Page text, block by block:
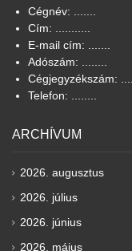
Cégnév: .......
Cím: ...........
E-mail cím: .......
Adószám: ........
Cégjegyzékszám:
Telefon: ........
ARCHÍVUM
2026. augusztus
2026. július
2026. június
2026. május